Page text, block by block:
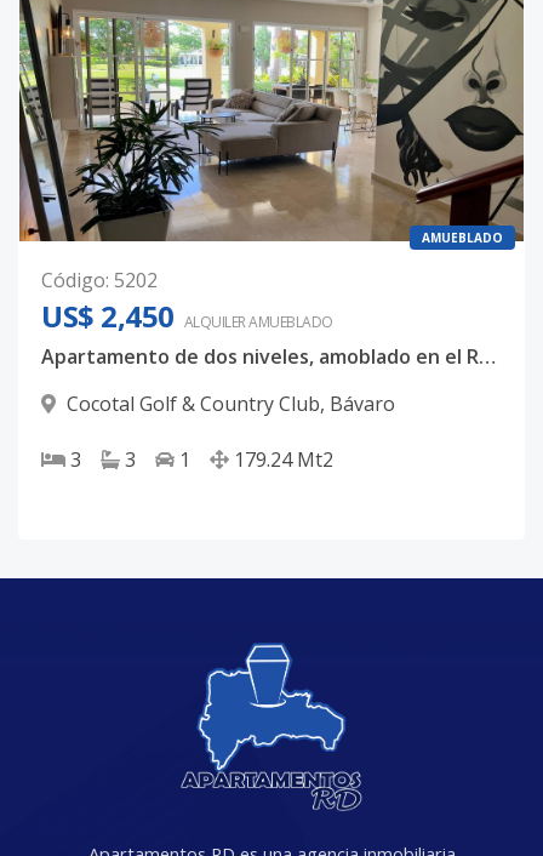
AMUEBLADO
Código: 5202
US$ 2,450 ALQUILERAMUEBLADO
Apartamento de dos niveles, amoblado en el Residencial Cocotal en renta
Cocotal Golf & Country Club, Bávaro
3 3 1 179.24 Mt2